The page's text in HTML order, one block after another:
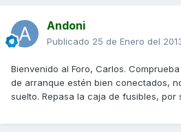
Andoni
Publicado 25 de Enero del
Bienvenido al Foro, Carlos.
de arranque estén bien conectados,
suelto. Repasa la caja de fusibles, por